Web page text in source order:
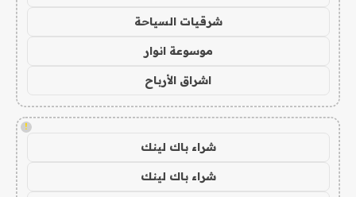
شرقيات السياحة
موسوعة انوار
اشراق الأرباح
!
شراء باك لينك
شراء باك لينك